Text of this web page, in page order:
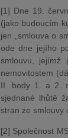
[1] Dne 19.
(jako budoucím
jen „smlouva o
ode dne jejího
smlouvu, jejímž
nemovitostem
II. body 1. a 2.
sjednané lhůtě
stran ze smlouvy
[2] Společnost